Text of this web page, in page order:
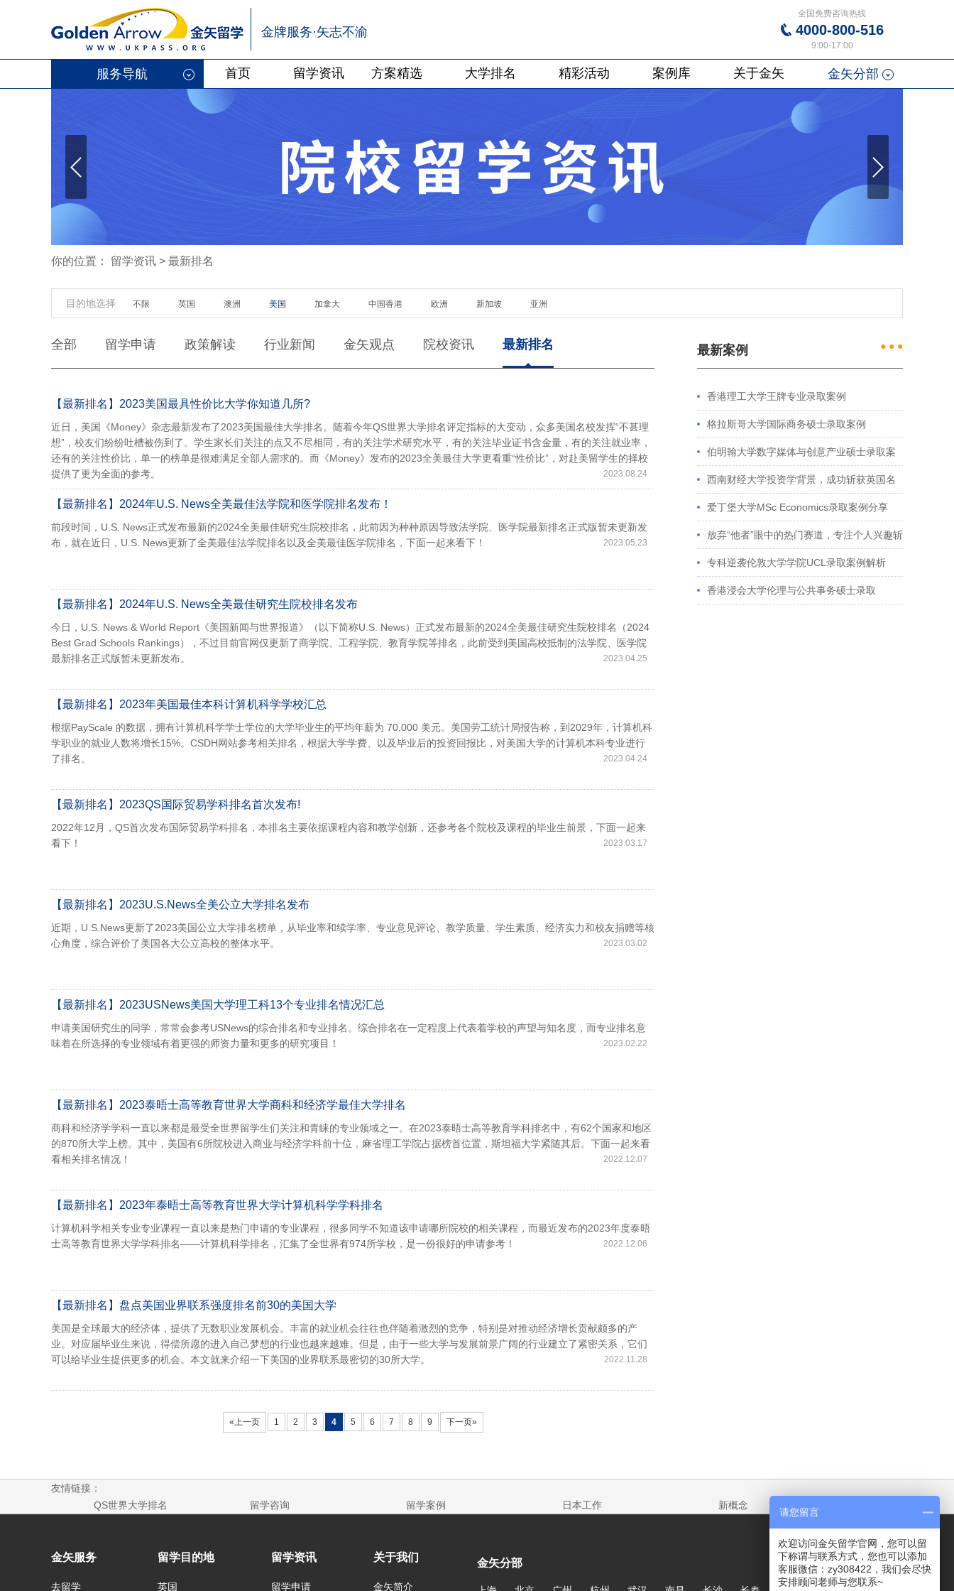
金牌服务·矢志不渝
全国免费咨询热线
4000-800-516
9:00-17:00
服务导航 首页 留学资讯 方案精选 大学排名 精彩活动 案例库 关于金矢 金矢分部
你的位置： 留学资讯 > 最新排名
目的地选择 不限 英国 澳洲 美国 加拿大 中国香港 欧洲 新加坡 亚洲
全部 留学申请 政策解读 行业新闻 金矢观点 院校资讯 最新排名
【最新排名】2023美国最具性价比大学你知道几所?
近日，美国《Money》杂志最新发布了2023美国最佳大学排名。随着今年QS世界大学排名评定指标的大变动，众多美国名校发挥“不甚理
想”，校友们纷纷吐槽被伤到了。学生家长们关注的点又不尽相同，有的关注学术研究水平，有的关注毕业证书含金量，有的关注就业率，
还有的关注性价比，单一的榜单是很难满足全部人需求的。而《Money》发布的2023全美最佳大学更看重“性价比”，对赴美留学生的择校
提供了更为全面的参考。
2023.08.24
【最新排名】2024年U.S. News全美最佳法学院和医学院排名发布！
前段时间，U.S. News正式发布最新的2024全美最佳研究生院校排名，此前因为种种原因导致法学院、医学院最新排名正式版暂未更新发
布，就在近日，U.S. News更新了全美最佳法学院排名以及全美最佳医学院排名，下面一起来看下！
2023.05.23
【最新排名】2024年U.S. News全美最佳研究生院校排名发布
今日，U.S. News & World Report《美国新闻与世界报道》（以下简称U.S. News）正式发布最新的2024全美最佳研究生院校排名（2024
Best Grad Schools Rankings），不过目前官网仅更新了商学院、工程学院、教育学院等排名，此前受到美国高校抵制的法学院、医学院
最新排名正式版暂未更新发布。
2023.04.25
【最新排名】2023年美国最佳本科计算机科学学校汇总
根据PayScale 的数据，拥有计算机科学学士学位的大学毕业生的平均年薪为 70,000 美元。美国劳工统计局报告称，到2029年，计算机科
学职业的就业人数将增长15%。CSDH网站参考相关排名，根据大学学费、以及毕业后的投资回报比，对美国大学的计算机本科专业进行
了排名。
2023.04.24
【最新排名】2023QS国际贸易学科排名首次发布!
2022年12月，QS首次发布国际贸易学科排名，本排名主要依据课程内容和教学创新，还参考各个院校及课程的毕业生前景，下面一起来
看下！
2023.03.17
【最新排名】2023U.S.News全美公立大学排名发布
近期，U.S.News更新了2023美国公立大学排名榜单，从毕业率和续学率、专业意见评论、教学质量、学生素质、经济实力和校友捐赠等核
心角度，综合评价了美国各大公立高校的整体水平。
2023.03.02
【最新排名】2023USNews美国大学理工科13个专业排名情况汇总
申请美国研究生的同学，常常会参考USNews的综合排名和专业排名。综合排名在一定程度上代表着学校的声望与知名度，而专业排名意
味着在所选择的专业领域有着更强的师资力量和更多的研究项目！
2023.02.22
【最新排名】2023泰晤士高等教育世界大学商科和经济学最佳大学排名
商科和经济学学科一直以来都是最受全世界留学生们关注和青睐的专业领域之一。在2023泰晤士高等教育学科排名中，有62个国家和地区
的870所大学上榜。其中，美国有6所院校进入商业与经济学科前十位，麻省理工学院占据榜首位置，斯坦福大学紧随其后。下面一起来看
看相关排名情况！
2022.12.07
【最新排名】2023年泰晤士高等教育世界大学计算机科学学科排名
计算机科学相关专业专业课程一直以来是热门申请的专业课程，很多同学不知道该申请哪所院校的相关课程，而最近发布的2023年度泰晤
士高等教育世界大学学科排名——计算机科学排名，汇集了全世界有974所学校，是一份很好的申请参考！
2022.12.06
【最新排名】盘点美国业界联系强度排名前30的美国大学
美国是全球最大的经济体，提供了无数职业发展机会。丰富的就业机会往往也伴随着激烈的竞争，特别是对推动经济增长贡献颇多的产
业。对应届毕业生来说，得偿所愿的进入自己梦想的行业也越来越难。但是，由于一些大学与发展前景广阔的行业建立了紧密关系，它们
可以给毕业生提供更多的机会。本文就来介绍一下美国的业界联系最密切的30所大学。
2022.11.28
«上一页 1 2 3 4 5 6 7 8 9 下一页»
最新案例 ● ● ●
香港理工大学王牌专业录取案例
格拉斯哥大学国际商务硕士录取案例
伯明翰大学数字媒体与创意产业硕士录取案
例 西南财经大学投资学背景，成功斩获英国名
校多份Offer
爱丁堡大学MSc Economics录取案例分享
放弃“他者”眼中的热门赛道，专注个人兴趣斩
获藤校offer｜成功跨专业申请经验分享
专科逆袭伦敦大学学院UCL录取案例解析
香港浸会大学伦理与公共事务硕士录取
友情链接：
QS世界大学排名
留学咨询 留学案例 日本工作 新概念
金矢服务
去留学
留学目的地
英国
留学资讯
留学申请
关于我们
金矢简介
金矢分部
请您留言
欢迎访问金矢留学官网，您可以留
下称谓与联系方式，您也可以添加
客服微信：zy308422，我们会尽快
安排顾问老师与您联系~